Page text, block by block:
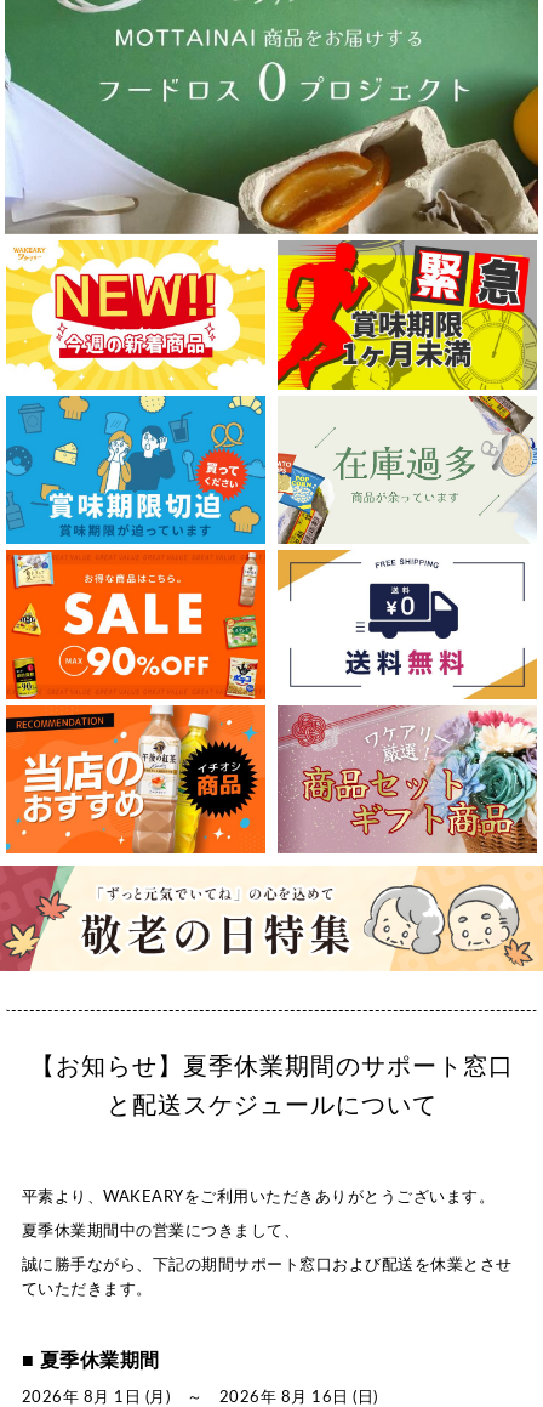
【お知らせ】夏季休業期間のサポート窓口
と配送スケジュールについて
平素より、WAKEARYをご利用いただきありがとうございます。
夏季休業期間中の営業につきまして、
誠に勝手ながら、下記の期間サポート窓口および配送を休業とさせ
ていただきます。
■ 夏季休業期間
2026年 8月 1日 (月) ～ 2026年 8月 16日 (日)